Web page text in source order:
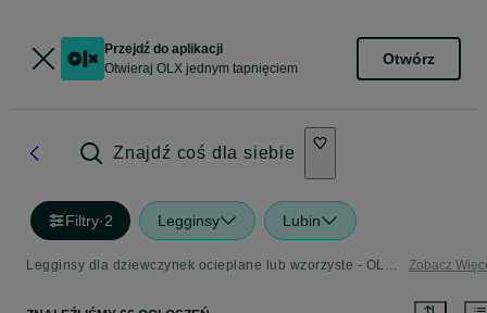
Przejdź do aplikacji
Otwieraj OLX jednym tapnięciem
Otwórz
Znajdź coś dla siebie
Filtry·2 Legginsy Lubin
Legginsy dla dziewczynek ocieplane lub wzorzyste - OLX.pl Zobacz